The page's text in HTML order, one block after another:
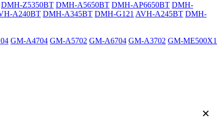
DMH-Z5350BT DMH-A5650BT DMH-AP6650BT DMH-
A240BT DMH-A345BT DMH-G121 AVH-A245BT DMH-
GM-A4704 GM-A5702 GM-A6704 GM-A3702 GM-ME500X1
✕